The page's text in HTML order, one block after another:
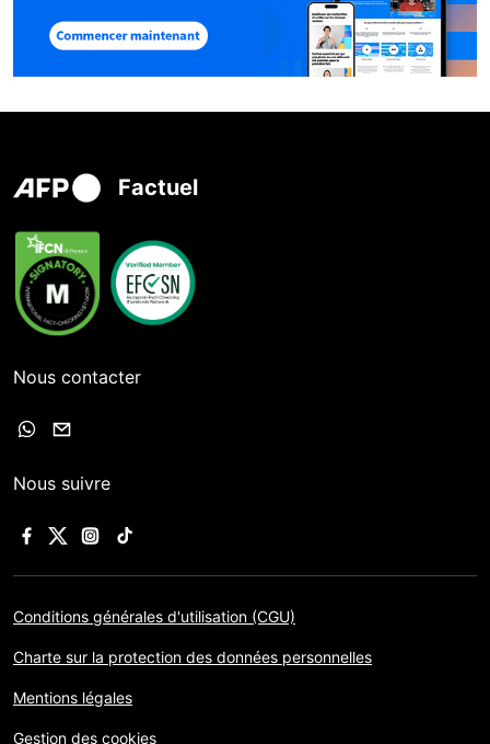
Factuel
Nous contacter
Nous suivre
Conditions générales d'utilisation (CGU)
Charte sur la protection des données personnelles
Mentions légales
Gestion des cookies